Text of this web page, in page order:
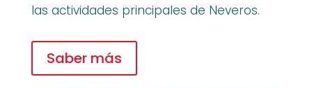
las actividades principales de Neveros.
Saber más